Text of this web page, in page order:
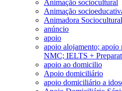
Animação sociocultural
Animação
Animadora Sociocultural
anúncio
apoio
apoio alojamento; apoio
NMC; IELTS +
apoio ao domicilio
Apoio domiciliário
apoio domiciliário a